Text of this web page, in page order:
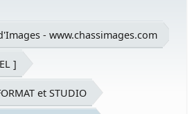
- www.chassimages.com
]
et STUDIO